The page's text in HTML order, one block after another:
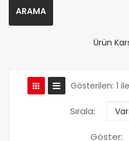
Ürün
Gösterilen: 1
Sırala:
Göster: